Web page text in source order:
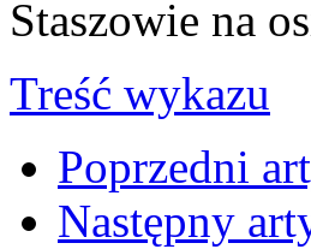
Staszowie na
Treść wykazu
Poprzedni
Następny